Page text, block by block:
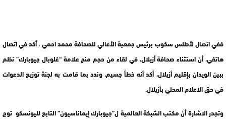
ففي اتصال لأطلس سكوب برئيس جمعية الأعالي للصحافة محمد احمي ، أكد في اتصال
هاتفي، أن استثناء صحافة أزيلال، في لقاء من حجم منح علامة “غلوبال جيوبارك” نظم
ببين الويدان بإقليم أزيلال، أكد أنه خطأ جسيم، وندد بما قامت به لجنة توزيع الدعوات
في حق الاعلام المحلي بأزيلال.
وتجدر الاشارة أن مكتب الشبكة العالمية ل”جيوبارك إيماناسيون” التابع لليونسكو توج